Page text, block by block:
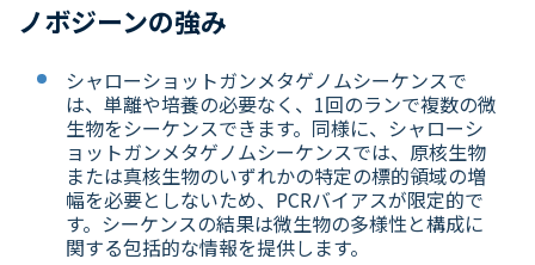
ノボジーンの強み
シャローショットガンメタゲノムシーケンスで
は、単離や培養の必要なく、1回のランで複数の微
生物をシーケンスできます。同様に、シャローシ
ョットガンメタゲノムシーケンスでは、原核生物
または真核生物のいずれかの特定の標的領域の増
幅を必要としないため、PCRバイアスが限定的で
す。シーケンスの結果は微生物の多様性と構成に
関する包括的な情報を提供します。